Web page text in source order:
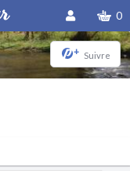
0
+ Suivre